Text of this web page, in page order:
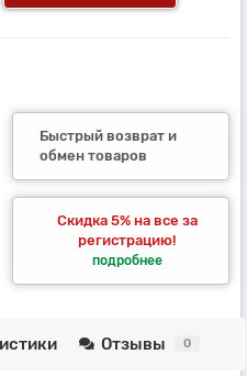
Быстрый возврат и
обмен товаров
Скидка 5% на все за
регистрацию!
подробнее
Отзывы 0